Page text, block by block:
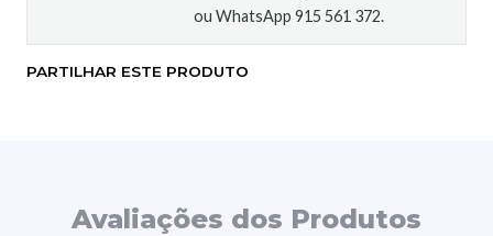
ou WhatsApp 915 561 372.
PARTILHAR ESTE PRODUTO
Avaliações dos Produtos